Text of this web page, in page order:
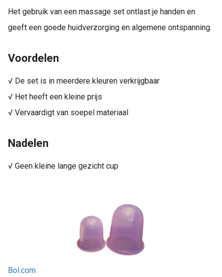
Het gebruik van een massage set ontlast je handen en
geeft een goede huidverzorging en algemene ontspanning.
Voordelen
√ De set is in meerdere kleuren verkrijgbaar
√ Het heeft een kleine prijs
√ Vervaardigt van soepel materiaal
Nadelen
√ Geen kleine lange gezicht cup
Bol.com